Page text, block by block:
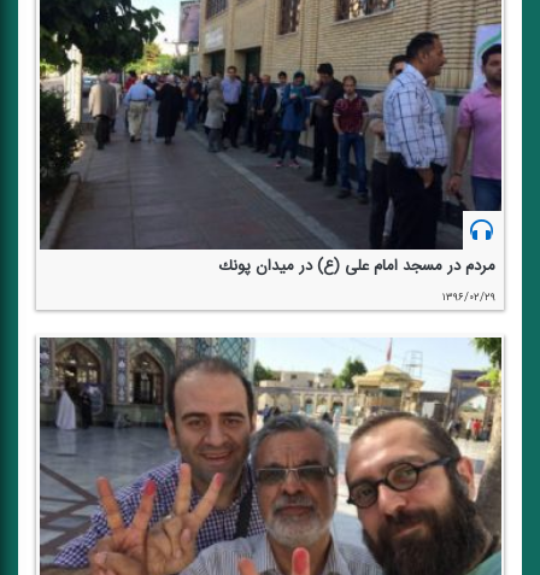
مردم در مسجد امام علی (ع) در میدان پونك
۱۳۹۶/۰۲/۲۹